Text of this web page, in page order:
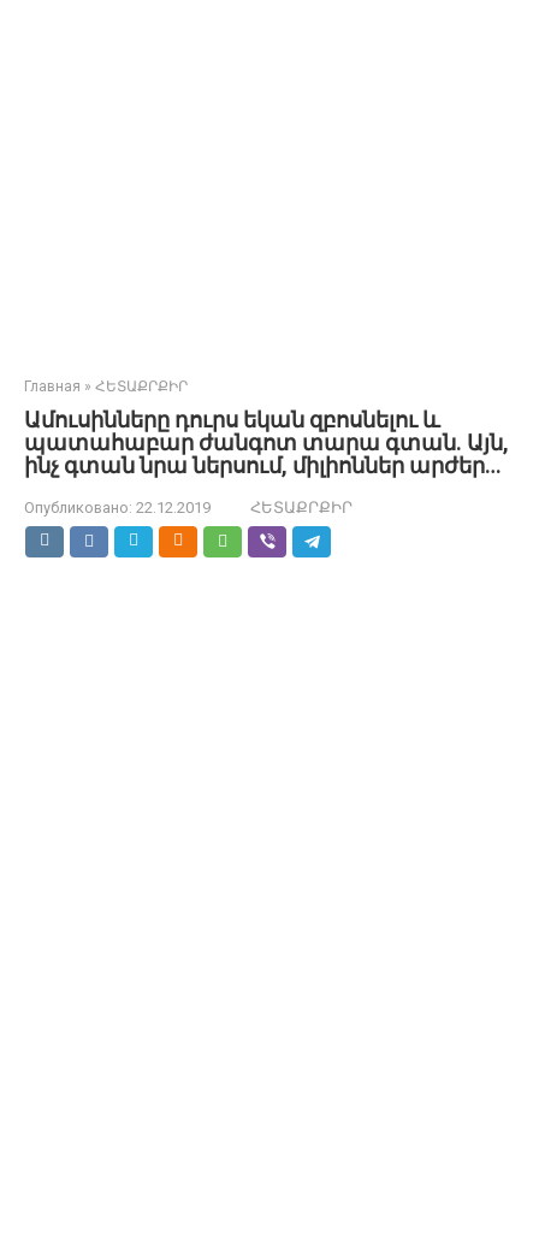
Главная » ՀԵՏԱՔՐՔԻՐ
Ամուսինները դուրս եկան զբոսնելու և
պատահաբար ժանգոտ տարա գտան. Այն,
ինչ գտան նրա ներսում, միլիոններ արժեր…
Опубликовано: 22.12.2019 ՀԵՏԱՔՐՔԻՐ